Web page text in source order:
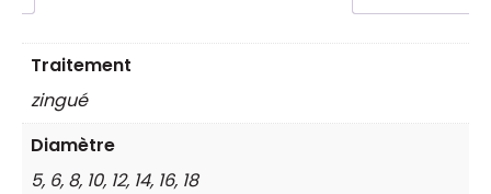
et
Traitement
zingué
Diamètre
5, 6, 8, 10, 12, 14, 16, 18